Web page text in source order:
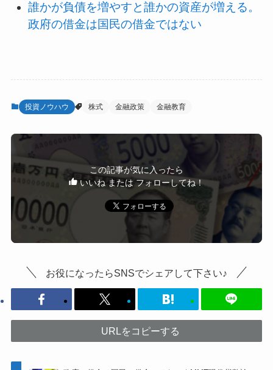
誰かが負債を増やすと誰かの資産が増える。
政府の借金は国民の借金ではない
投資ノウハウ 株式 金融政策 金融教育
この記事が気に入ったら
いいね または フォローしてね！
お役になったらSNSでシェアして下さい♪
URLをコピーする